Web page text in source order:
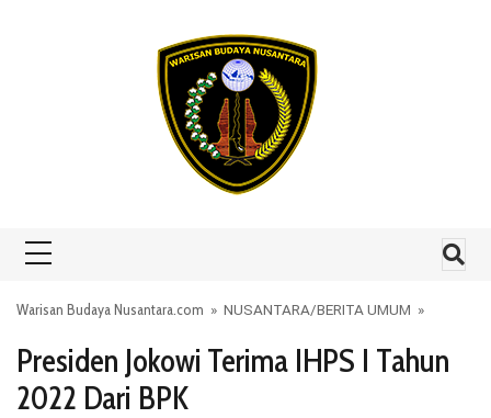
Warisan Budaya Nusantara.com » NUSANTARA/BERITA UMUM »
Presiden Jokowi Terima IHPS I Tahun
2022 Dari BPK